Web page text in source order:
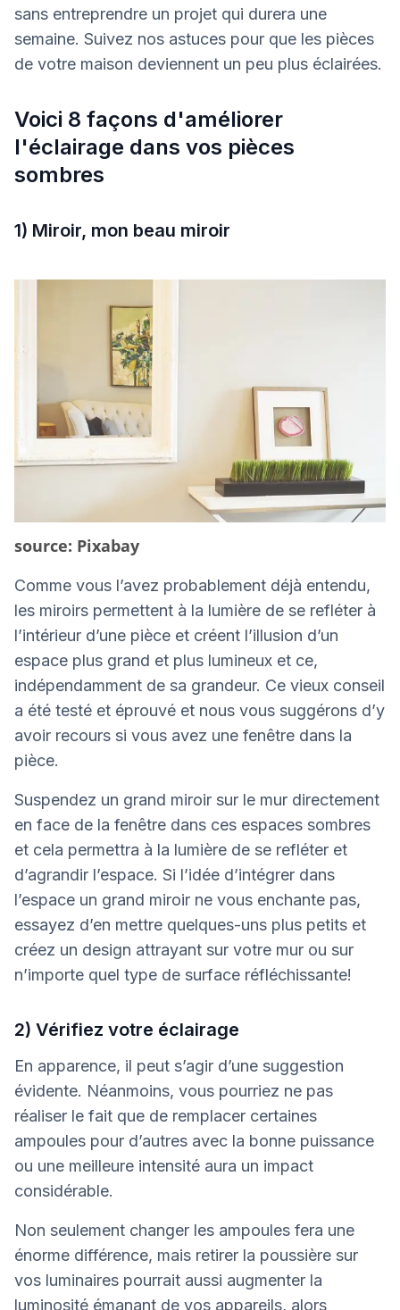
sans entreprendre un projet qui durera une
semaine. Suivez nos astuces pour que les pièces
de votre maison deviennent un peu plus éclairées.
Voici 8 façons d'améliorer
l'éclairage dans vos pièces
sombres
1) Miroir, mon beau miroir
source: Pixabay
Comme vous l’avez probablement déjà entendu,
les miroirs permettent à la lumière de se refléter à
l’intérieur d’une pièce et créent l’illusion d’un
espace plus grand et plus lumineux et ce,
indépendamment de sa grandeur. Ce vieux conseil
a été testé et éprouvé et nous vous suggérons d’y
avoir recours si vous avez une fenêtre dans la
pièce.
Suspendez un grand miroir sur le mur directement
en face de la fenêtre dans ces espaces sombres
et cela permettra à la lumière de se refléter et
d’agrandir l’espace. Si l’idée d’intégrer dans
l’espace un grand miroir ne vous enchante pas,
essayez d’en mettre quelques-uns plus petits et
créez un design attrayant sur votre mur ou sur
n’importe quel type de surface réfléchissante!
2) Vérifiez votre éclairage
En apparence, il peut s’agir d’une suggestion
évidente. Néanmoins, vous pourriez ne pas
réaliser le fait que de remplacer certaines
ampoules pour d’autres avec la bonne puissance
ou une meilleure intensité aura un impact
considérable.
Non seulement changer les ampoules fera une
énorme différence, mais retirer la poussière sur
vos luminaires pourrait aussi augmenter la
luminosité émanant de vos appareils, alors